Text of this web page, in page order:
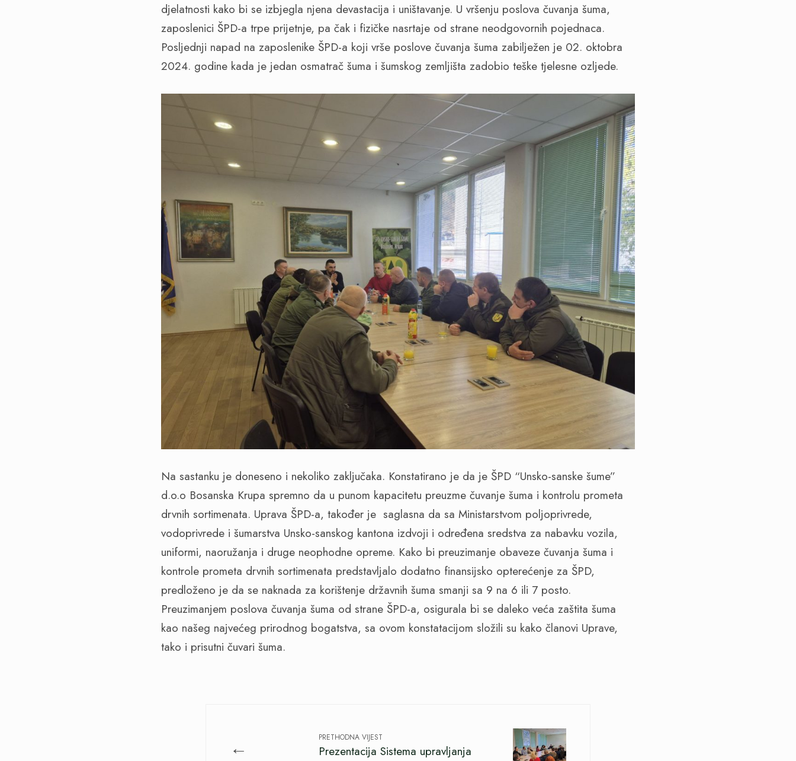
djelatnosti kako bi se izbjegla njena devastacija i uništavanje. U vršenju poslova čuvanja šuma,
zaposlenici ŠPD-a trpe prijetnje, pa čak i fizičke nasrtaje od strane neodgovornih pojednaca.
Posljednji napad na zaposlenike ŠPD-a koji vrše poslove čuvanja šuma zabilježen je 02. oktobra
2024. godine kada je jedan osmatrač šuma i šumskog zemljišta zadobio teške tjelesne ozljede.
Na sastanku je doneseno i nekoliko zaključaka. Konstatirano je da je ŠPD “Unsko-sanske šume”
d.o.o Bosanska Krupa spremno da u punom kapacitetu preuzme čuvanje šuma i kontrolu prometa
drvnih sortimenata. Uprava ŠPD-a, također je saglasna da sa Ministarstvom poljoprivrede,
vodoprivrede i šumarstva Unsko-sanskog kantona izdvoji i određena sredstva za nabavku vozila,
uniformi, naoružanja i druge neophodne opreme. Kako bi preuzimanje obaveze čuvanja šuma i
kontrole prometa drvnih sortimenata predstavljalo dodatno finansijsko opterećenje za ŠPD,
predloženo je da se naknada za korištenje državnih šuma smanji sa 9 na 6 ili 7 posto.
Preuzimanjem poslova čuvanja šuma od strane ŠPD-a, osigurala bi se daleko veća zaštita šuma
kao našeg najvećeg prirodnog bogatstva, sa ovom konstatacijom složili su kako članovi Uprave,
tako i prisutni čuvari šuma.
← PRETHODNA VIJEST
Prezentacija Sistema upravljanja